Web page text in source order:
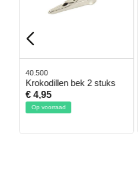
40.500
Krokodillen bek 2 stuks
€ 4,95
Op voorraad